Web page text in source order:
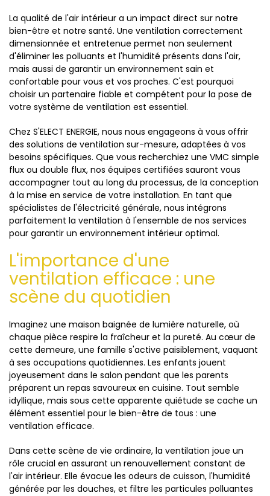
La qualité de l'air intérieur a un impact direct sur notre
bien-être et notre santé. Une ventilation correctement
dimensionnée et entretenue permet non seulement
d'éliminer les polluants et l'humidité présents dans l'air,
mais aussi de garantir un environnement sain et
confortable pour vous et vos proches. C'est pourquoi
choisir un partenaire fiable et compétent pour la pose de
votre système de ventilation est essentiel.
Chez S'ELECT ENERGIE, nous nous engageons à vous offrir
des solutions de ventilation sur-mesure, adaptées à vos
besoins spécifiques. Que vous recherchiez une VMC simple
flux ou double flux, nos équipes certifiées sauront vous
accompagner tout au long du processus, de la conception
à la mise en service de votre installation. En tant que
spécialistes de l'électricité générale, nous intégrons
parfaitement la ventilation à l'ensemble de nos services
pour garantir un environnement intérieur optimal.
L'importance d'une
ventilation efficace : une
scène du quotidien
Imaginez une maison baignée de lumière naturelle, où
chaque pièce respire la fraîcheur et la pureté. Au cœur de
cette demeure, une famille s'active paisiblement, vaquant
à ses occupations quotidiennes. Les enfants jouent
joyeusement dans le salon pendant que les parents
préparent un repas savoureux en cuisine. Tout semble
idyllique, mais sous cette apparente quiétude se cache un
élément essentiel pour le bien-être de tous : une
ventilation efficace.
Dans cette scène de vie ordinaire, la ventilation joue un
rôle crucial en assurant un renouvellement constant de
l'air intérieur. Elle évacue les odeurs de cuisson, l'humidité
générée par les douches, et filtre les particules polluantes